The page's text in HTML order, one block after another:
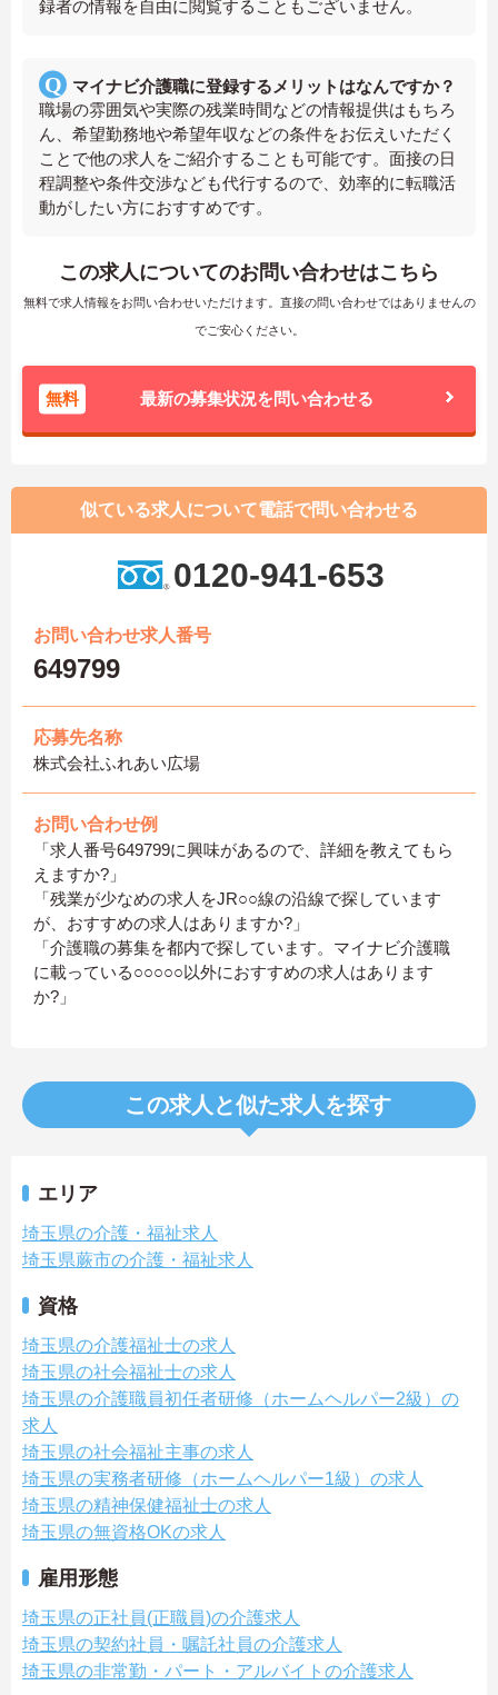
録者の情報を自由に閲覧することもございません。
マイナビ介護職に登録するメリットはなんですか？
職場の雰囲気や実際の残業時間などの情報提供はもちろ
ん、希望勤務地や希望年収などの条件をお伝えいただく
ことで他の求人をご紹介することも可能です。面接の日
程調整や条件交渉なども代行するので、効率的に転職活
動がしたい方におすすめです。
この求人についてのお問い合わせはこちら
無料で求人情報をお問い合わせいただけます。直接の問い合わせではありませんの
でご安心ください。
無料 最新の募集状況を問い合わせる
似ている求人について電話で問い合わせる
0120-941-653
お問い合わせ求人番号
649799
応募先名称
株式会社ふれあい広場
お問い合わせ例
「求人番号649799に興味があるので、詳細を教えてもら
えますか?」
「残業が少なめの求人をJR○○線の沿線で探しています
が、おすすめの求人はありますか?」
「介護職の募集を都内で探しています。マイナビ介護職
に載っている○○○○○以外におすすめの求人はあります
か?」
この求人と似た求人を探す
エリア
埼玉県の介護・福祉求人
埼玉県蕨市の介護・福祉求人
資格
埼玉県の介護福祉士の求人
埼玉県の社会福祉士の求人
埼玉県の介護職員初任者研修（ホームヘルパー2級）の
求人
埼玉県の社会福祉主事の求人
埼玉県の実務者研修（ホームヘルパー1級）の求人
埼玉県の精神保健福祉士の求人
埼玉県の無資格OKの求人
雇用形態
埼玉県の正社員(正職員)の介護求人
埼玉県の契約社員・嘱託社員の介護求人
埼玉県の非常勤・パート・アルバイトの介護求人